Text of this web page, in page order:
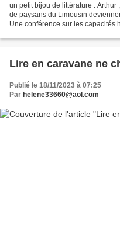
un petit bijou de littérature .
de paysans du Limousin
Une conférence sur les capacités
Lire en caravane ne
Publié le 18/11/2023 à 07:25
Par helene33660@aol.com